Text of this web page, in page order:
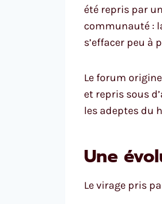
été repris par
communauté :
s’effacer peu
Le forum
et repris sous
les adeptes du
Une
Le virage pris